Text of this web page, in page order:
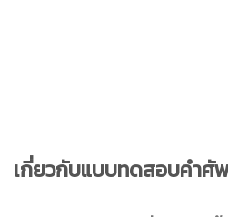
เกี่ยวกับแบบทดสอบคำศั